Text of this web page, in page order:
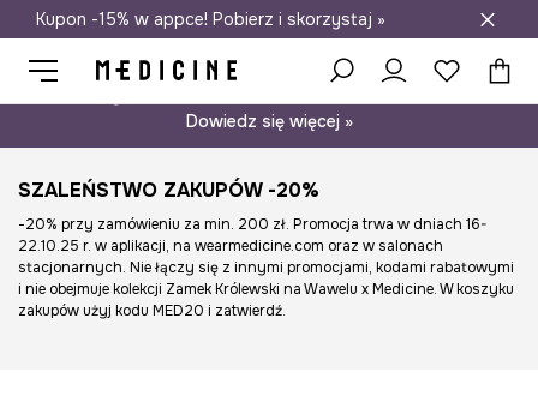
Darmowa dostawa do salonów
Kupon -15% w appce! Pobierz i skorzystaj »
Dowiedz się więcej »
SZALEŃSTWO ZAKUPÓW -20%
-20% przy zamówieniu za min. 200 zł. Promocja trwa w dniach 16-
22.10.25 r. w aplikacji, na wearmedicine.com oraz w salonach
stacjonarnych. Nie łączy się z innymi promocjami, kodami rabatowymi
i nie obejmuje kolekcji Zamek Królewski na Wawelu x Medicine. W koszyku
zakupów użyj kodu MED20 i zatwierdź.